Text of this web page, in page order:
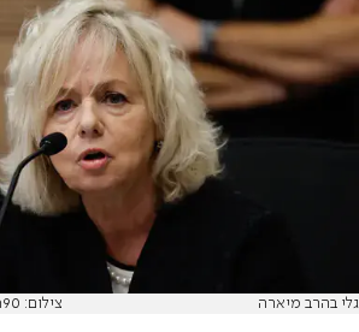
גלי בהרב מיארה צילום: Oren Ben Hakoon/Flash90